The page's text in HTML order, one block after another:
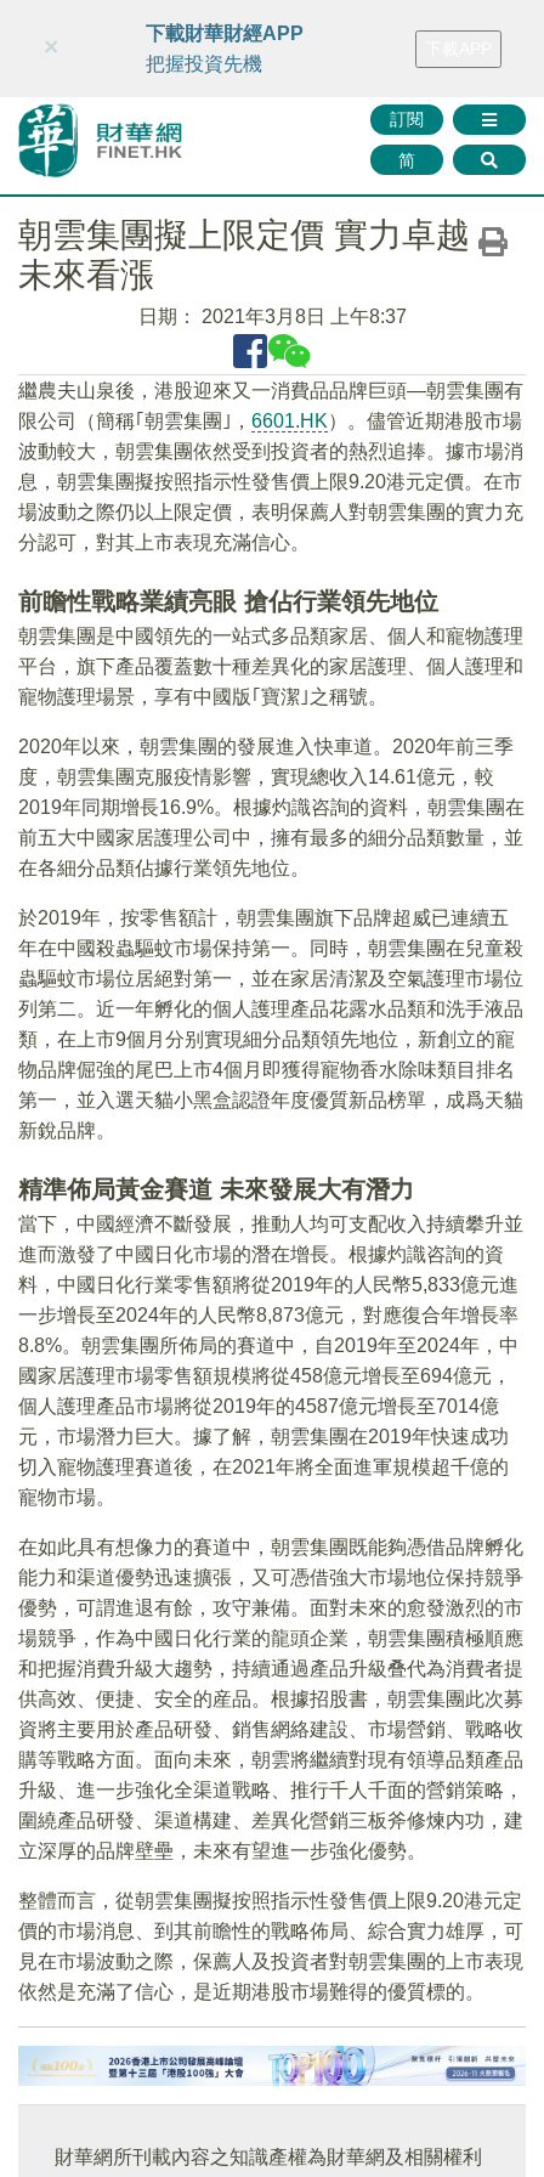
財華智庫網 FINTV FINMETA 財華證券 媒體矩陣
訂閱
简
×
下載財華財經APP
把握投資先機
朝雲集團擬上限定價 實力卓越
未來看漲
日期： 2021年3月8日 上午8:37
繼農夫山泉後，港股迎來又一消費品品牌巨頭—朝雲集團有
限公司（簡稱｢朝雲集團｣， 6601.HK）。儘管近期港股市場
波動較大，朝雲集團依然受到投資者的熱烈追捧。據市場消
息，朝雲集團擬按照指示性發售價上限9.20港元定價。在市
場波動之際仍以上限定價，表明保薦人對朝雲集團的實力充
分認可，對其上市表現充滿信心。
前瞻性戰略業績亮眼 搶佔行業領先地位
朝雲集團是中國領先的一站式多品類家居、個人和寵物護理
平台，旗下產品覆蓋數十種差異化的家居護理、個人護理和
寵物護理場景，享有中國版｢寶潔｣之稱號。
2020年以來，朝雲集團的發展進入快車道。2020年前三季
度，朝雲集團克服疫情影響，實現總收入14.61億元，較
2019年同期增長16.9%。根據灼識咨詢的資料，朝雲集團在
前五大中國家居護理公司中，擁有最多的細分品類數量，並
在各細分品類佔據行業領先地位。
於2019年，按零售額計，朝雲集團旗下品牌超威已連續五
年在中國殺蟲驅蚊市場保持第一。同時，朝雲集團在兒童殺
蟲驅蚊市場位居絕對第一，並在家居清潔及空氣護理市場位
列第二。近一年孵化的個人護理產品花露水品類和洗手液品
類，在上市9個月分别實現細分品類領先地位，新創立的寵
物品牌倔強的尾巴上市4個月即獲得寵物香水除味類目排名
第一，並入選天貓小黑盒認證年度優質新品榜單，成爲天貓
新銳品牌。
精準佈局黃金賽道 未來發展大有潛力
當下，中國經濟不斷發展，推動人均可支配收入持續攀升並
進而激發了中國日化市場的潛在增長。根據灼識咨詢的資
料，中國日化行業零售額將從2019年的人民幣5,833億元進
一步增長至2024年的人民幣8,873億元，對應復合年增長率
8.8%。朝雲集團所佈局的賽道中，自2019年至2024年，中
國家居護理市場零售額規模將從458億元增長至694億元，
個人護理產品市場將從2019年的4587億元增長至7014億
元，市場潛力巨大。據了解，朝雲集團在2019年快速成功
切入寵物護理賽道後，在2021年將全面進軍規模超千億的
寵物市場。
在如此具有想像力的賽道中，朝雲集團既能夠憑借品牌孵化
能力和渠道優勢迅速擴張，又可憑借強大市場地位保持競爭
優勢，可謂進退有餘，攻守兼備。面對未來的愈發激烈的市
場競爭，作為中國日化行業的龍頭企業，朝雲集團積極順應
和把握消費升級大趨勢，持續通過產品升級叠代為消費者提
供高效、便捷、安全的産品。根據招股書，朝雲集團此次募
資將主要用於產品研發、銷售網絡建設、市場營銷、戰略收
購等戰略方面。面向未來，朝雲將繼續對現有領導品類產品
升級、進一步強化全渠道戰略、推行千人千面的營銷策略，
圍繞產品研發、渠道構建、差異化營銷三板斧修煉内功，建
立深厚的品牌壁壘，未來有望進一步強化優勢。
整體而言，從朝雲集團擬按照指示性發售價上限9.20港元定
價的市場消息、到其前瞻性的戰略佈局、綜合實力雄厚，可
見在市場波動之際，保薦人及投資者對朝雲集團的上市表現
依然是充滿了信心，是近期港股市場難得的優質標的。
財華網所刊載內容之知識產權為財華網及相關權利